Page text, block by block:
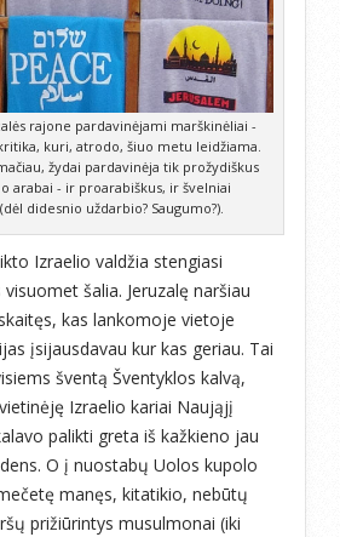
rajone pardavinėjami marškinėliai -
kuri, atrodo, šiuo metu leidžiama.
žydai pardavinėja tik prožydiškus
arabai - ir proarabiškus, ir švelniai
didesnio uždarbio? Saugumo?).
Izraelio valdžia stengiasi
šalia. Jeruzalę naršiau
kas lankomoje vietoje
įsijausdavau kur kas geriau. Tai
šventą Šventyklos kalvą,
Izraelio kariai Naująjį
palikti greta iš kažkieno jau
O į nuostabų Uolos kupolo
manęs, kitatikio, nebūtų
prižiūrintys musulmonai (iki